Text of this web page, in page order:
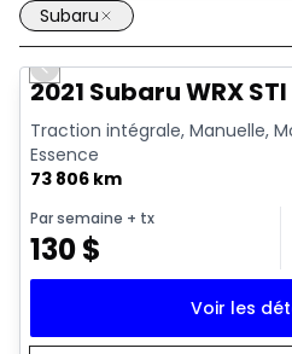
Subaru
Vidéo disponible
Très bonne offre
Previous slide
2021 Subaru WRX
Traction intégrale, Manuelle,
Essence
73 806 km
Par semaine + tx
130$
Voir les